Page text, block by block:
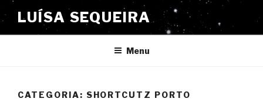
para
o
LUÍSA SEQUEIRA
Menu
CATEGORIA: SHORTCUTZ PORTO